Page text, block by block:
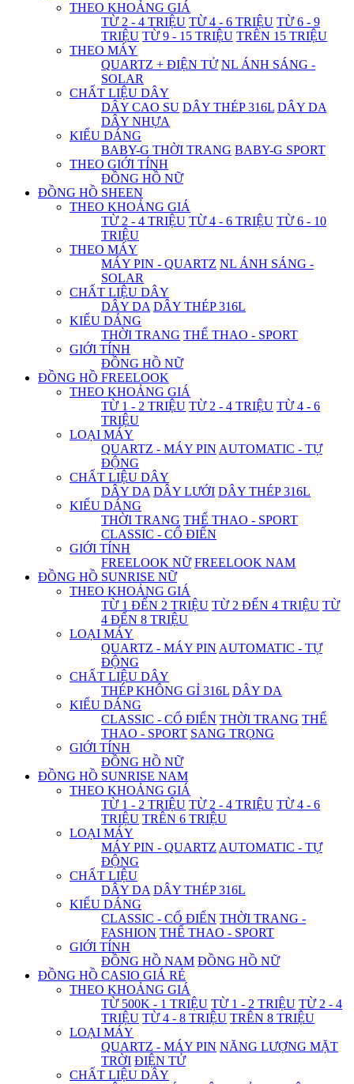
THEO KHOẢNG GIÁ
TỪ 2 - 4 TRIỆU TỪ 4 - 6 TRIỆU TỪ 6 - 9
TRIỆU TỪ 9 - 15 TRIỆU TRÊN 15 TRIỆU
THEO MÁY
QUARTZ + ĐIỆN TỬ NL ÁNH SÁNG -
SOLAR
CHẤT LIỆU DÂY
DÂY CAO SU DÂY THÉP 316L DÂY DA
DÂY NHỰA
KIỂU DÁNG
BABY-G THỜI TRANG BABY-G SPORT
THEO GIỚI TÍNH
ĐỒNG HỒ NỮ
ĐỒNG HỒ SHEEN
THEO KHOẢNG GIÁ
TỪ 2 - 4 TRIỆU TỪ 4 - 6 TRIỆU TỪ 6 - 10
TRIỆU
THEO MÁY
MÁY PIN - QUARTZ NL ÁNH SÁNG -
SOLAR
CHẤT LIỆU DÂY
DÂY DA DÂY THÉP 316L
KIỂU DÁNG
THỜI TRANG THỂ THAO - SPORT
GIỚI TÍNH
ĐỒNG HỒ NỮ
ĐỒNG HỒ FREELOOK
THEO KHOẢNG GIÁ
TỪ 1 - 2 TRIỆU TỪ 2 - 4 TRIỆU TỪ 4 - 6
TRIỆU
LOẠI MÁY
QUARTZ - MÁY PIN AUTOMATIC - TỰ
ĐỘNG
CHẤT LIỆU DÂY
DÂY DA DÂY LƯỚI DÂY THÉP 316L
KIỂU DÁNG
THỜI TRANG THỂ THAO - SPORT
CLASSIC - CỔ ĐIỂN
GIỚI TÍNH
FREELOOK NỮ FREELOOK NAM
ĐỒNG HỒ SUNRISE NỮ
THEO KHOẢNG GIÁ
TỪ 1 ĐẾN 2 TRIỆU TỪ 2 ĐẾN 4 TRIỆU TỪ
4 ĐẾN 8 TRIỆU
LOẠI MÁY
QUARTZ - MÁY PIN AUTOMATIC - TỰ
ĐỘNG
CHẤT LIỆU DÂY
THÉP KHÔNG GỈ 316L DÂY DA
KIỂU DÁNG
CLASSIC - CỔ ĐIỂN THỜI TRANG THỂ
THAO - SPORT SANG TRỌNG
GIỚI TÍNH
ĐỒNG HỒ NỮ
ĐỒNG HỒ SUNRISE NAM
THEO KHOẢNG GIÁ
TỪ 1 - 2 TRIỆU TỪ 2 - 4 TRIỆU TỪ 4 - 6
TRIỆU TRÊN 6 TRIỆU
LOẠI MÁY
MÁY PIN - QUARTZ AUTOMATIC - TỰ
ĐỘNG
CHẤT LIỆU
DÂY DA DÂY THÉP 316L
KIỂU DÁNG
CLASSIC - CỔ ĐIỂN THỜI TRANG -
FASHION THỂ THAO - SPORT
GIỚI TÍNH
ĐỒNG HỒ NAM ĐỒNG HỒ NỮ
ĐỒNG HỒ CASIO GIÁ RẺ
THEO KHOẢNG GIÁ
TỪ 500K - 1 TRIỆU TỪ 1 - 2 TRIỆU TỪ 2 - 4
TRIỆU TỪ 4 - 8 TRIỆU TRÊN 8 TRIỆU
LOẠI MÁY
QUARTZ - MÁY PIN NĂNG LƯỢNG MẶT
TRỜI ĐIỆN TỬ
CHẤT LIỆU DÂY